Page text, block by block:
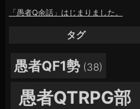
「愚者Q余話」はじまりました。
タグ
愚者QF1勢 (38)
愚者QTRPG部